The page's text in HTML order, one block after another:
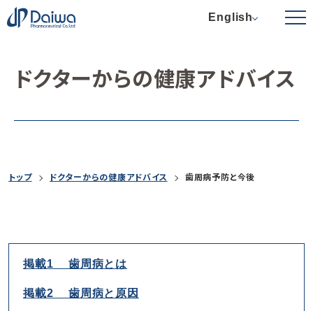
English
ドクターからの健康アドバイス
トップ ドクターからの健康アドバイス 歯周病予防と今後
掲載1 歯周病とは
掲載2 歯周病と原因